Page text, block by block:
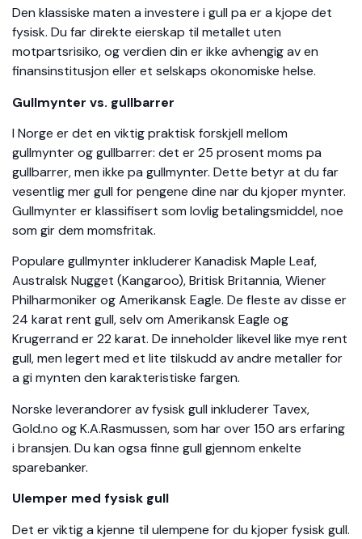
Den klassiske maten a investere i gull pa er a kjope det
fysisk. Du far direkte eierskap til metallet uten
motpartsrisiko, og verdien din er ikke avhengig av en
finansinstitusjon eller et selskaps okonomiske helse.
Gullmynter vs. gullbarrer
I Norge er det en viktig praktisk forskjell mellom
gullmynter og gullbarrer: det er 25 prosent moms pa
gullbarrer, men ikke pa gullmynter. Dette betyr at du far
vesentlig mer gull for pengene dine nar du kjoper mynter.
Gullmynter er klassifisert som lovlig betalingsmiddel, noe
som gir dem momsfritak.
Populare gullmynter inkluderer Kanadisk Maple Leaf,
Australsk Nugget (Kangaroo), Britisk Britannia, Wiener
Philharmoniker og Amerikansk Eagle. De fleste av disse er
24 karat rent gull, selv om Amerikansk Eagle og
Krugerrand er 22 karat. De inneholder likevel like mye rent
gull, men legert med et lite tilskudd av andre metaller for
a gi mynten den karakteristiske fargen.
Norske leverandorer av fysisk gull inkluderer Tavex,
Gold.no og K.A.Rasmussen, som har over 150 ars erfaring
i bransjen. Du kan ogsa finne gull gjennom enkelte
sparebanker.
Ulemper med fysisk gull
Det er viktig a kjenne til ulempene for du kjoper fysisk gull.